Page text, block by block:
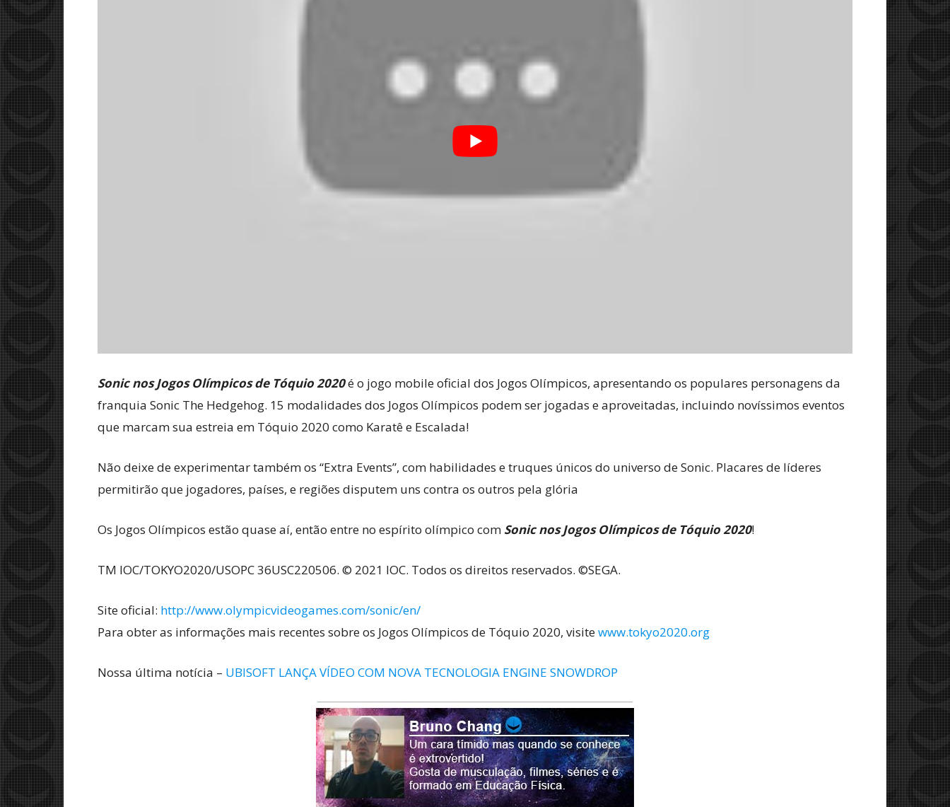
Sonic nos Jogos Olímpicos de Tóquio 2020é o jogo mobile oficial dos Jogos Olímpicos, apresentando os populares personagens da
franquia Sonic The Hedgehog. 15 modalidades dos Jogos Olímpicos podem ser jogadas e aproveitadas, incluindo novíssimos eventos
que marcam sua estreia em Tóquio 2020 como Karatê e Escalada!
Não deixe de experimentar também os “Extra Events”, com habilidades e truques únicos do universo de Sonic. Placares de líderes
permitirão que jogadores, países, e regiões disputem uns contra os outros pela glória
Os Jogos Olímpicos estão quase aí, então entre no espírito olímpico com Sonic nos Jogos Olímpicos de Tóquio 2020!
TM IOC/TOKYO2020/USOPC 36USC220506. © 2021 IOC. Todos os direitos reservados. ©SEGA.
Site oficial: http://www.olympicvideogames.com/sonic/en/
Para obter as informações mais recentes sobre os Jogos Olímpicos de Tóquio 2020, visitewww.tokyo2020.org
Nossa última notícia – UBISOFT LANÇA VÍDEO COM NOVA TECNOLOGIA ENGINE SNOWDROP